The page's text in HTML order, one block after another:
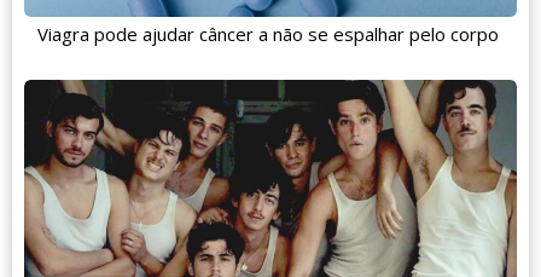
Viagra pode ajudar câncer a não se espalhar pelo corpo